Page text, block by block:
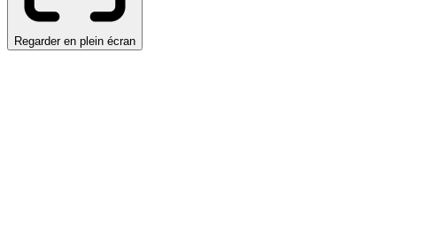
Regarder en plein écran